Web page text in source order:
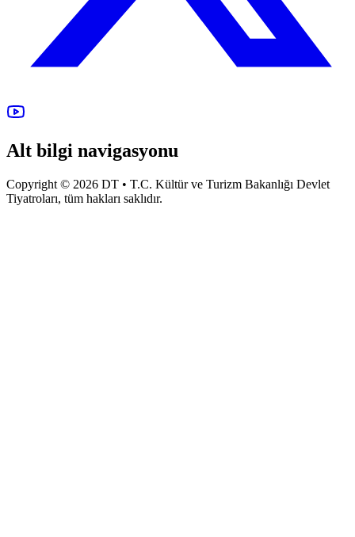
Alt bilgi navigasyonu
Copyright © 2026 DT • T.C. Kültür ve Turizm Bakanlığı Devlet
Tiyatroları, tüm hakları saklıdır.